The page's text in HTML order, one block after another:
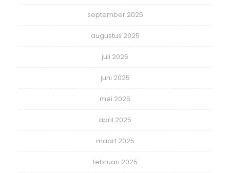
september 2025
augustus 2025
juli 2025
juni 2025
mei 2025
april 2025
maart 2025
februari 2025